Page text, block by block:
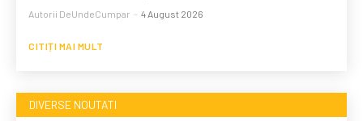
Autorii DeUndeCumpar - 4 August 2026
CITIȚI MAI MULT
DIVERSE NOUTATI